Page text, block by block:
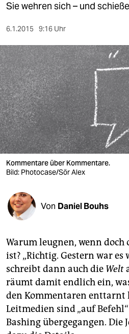
sport
berlin
nord
wahrheit
verlag
verlag
veranstaltungen
shop
fragen & hilfe
unterstützen
abo
genossenschaft
epaper login
Sie wehren sich – und
6.1.2015 9:16 Uhr
Kommentare über Kommentare.
Bild: Photocase/Sör Alex
Von Daniel Bouhs
Warum leugnen, wenn
ist? „Richtig. Gestern war es
schreibt dann auch die Welt
räumt damit endlich ein,
den Kommentaren enttarnt
Leitmedien sind „auf
Bashing übergegangen.